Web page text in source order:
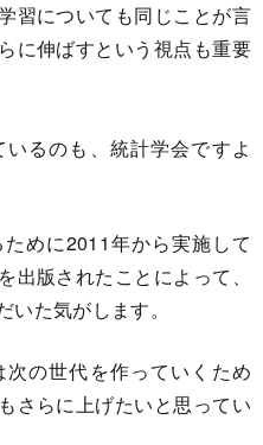
習についても同じことが言
に伸ばすという視点も重要
るのも、統計学会ですよ
めに2011年から実施して
出版されたことによって、
た気がします。
の世代を作っていくため
さらに上げたいと思ってい